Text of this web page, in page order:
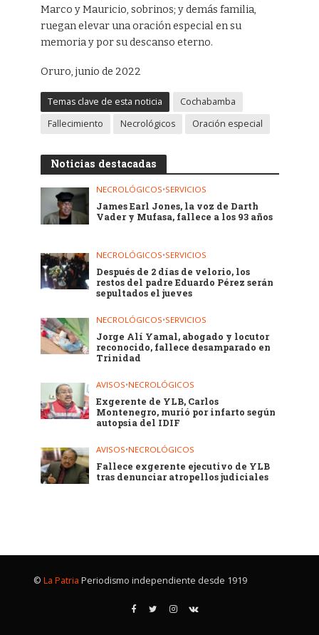
Marco y Mauricio, sobrinos; y demás familia,
ruegan elevar una oración especial en su
memoria y por su descanso eterno.
Oruro, junio de 2022
Temas clave de esta noticia
Cochabamba
Fallecimiento
Necrológicos Oración especial
Noticias destacadas
NECROLÓGICOS•SERVICIOS
James Earl Jones, la voz de Darth
Vader y Mufasa, fallece a los 93 años
NECROLÓGICOS•SERVICIOS
Después de 2 días de velorio, los
restos del padre Eduardo Pérez serán
sepultados el jueves
NECROLÓGICOS•SERVICIOS
Jorge Alí Yamal, abogado y locutor
reconocido, fallece desamparado en
Trinidad
AVISOS•NECROLÓGICOS
Exgerente de YLB, Carlos
Montenegro, murió por infarto según
autopsia del IDIF
AVISOS•NECROLÓGICOS
Fallece exgerente ejecutivo de YLB
tras denunciar atropellos judiciales
© La Patria Periodismo independiente desde 1919